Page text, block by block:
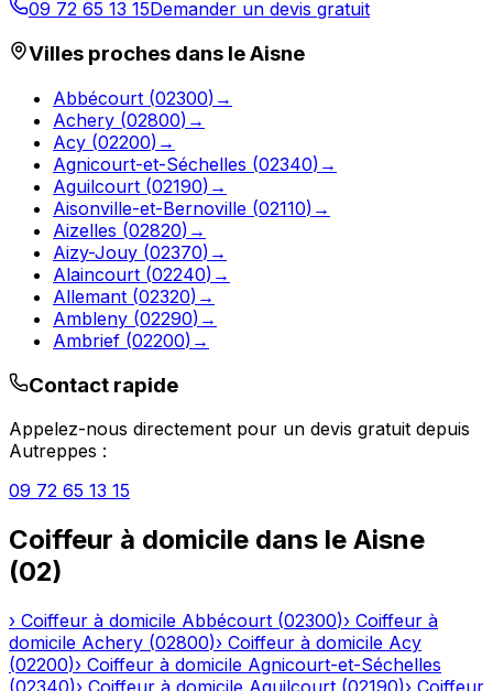
09 72 65 13 15Demander un devis gratuit
Villes proches dans leAisne
Abbécourt (02300) →
Achery (02800) →
Acy (02200) →
Agnicourt-et-Séchelles (02340) →
Aguilcourt (02190) →
Aisonville-et-Bernoville (02110) →
Aizelles (02820) →
Aizy-Jouy (02370) →
Alaincourt (02240) →
Allemant (02320) →
Ambleny (02290) →
Ambrief (02200) →
Contact rapide
Appelez-nous directement pour un devis gratuit depuis
Autreppes :
09 72 65 13 15
Coiffeur à domicile dans le Aisne
(02)
› Coiffeur à domicile Abbécourt (02300)› Coiffeur à
domicile Achery (02800)› Coiffeur à domicile Acy
(02200)› Coiffeur à domicile Agnicourt-et-Séchelles